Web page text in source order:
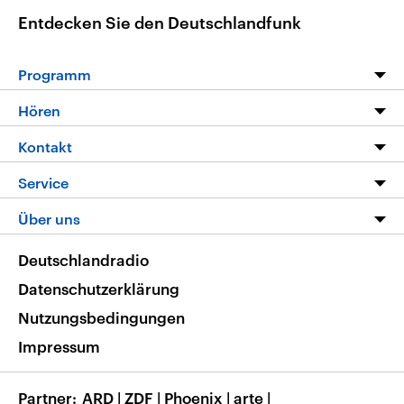
Entdecken Sie den Deutschlandfunk
Programm
Programm
Die Nachrichten
Nachrichtenleicht
Neue Beiträge auf dlf.de
Hören
Livestream
Podcasts
Deutschlandfunk App
Nachrichten App
Frequenzen
Kontakt
Hörerservice
Service
FAQ
Veranstaltungen
Musikliste
RSS
Über uns
Barrierefreiheit
Deutschlandradio
Datenschutzerklärung
Nutzungsbedingungen
Impressum
Partner ARD | ZDF | Phoenix | arte |